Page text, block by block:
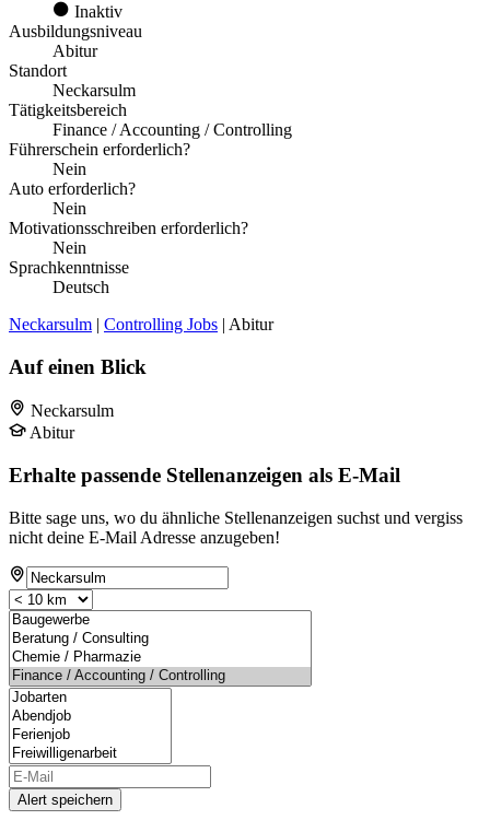
Inaktiv
Ausbildungsniveau
Abitur
Standort
Neckarsulm
Tätigkeitsbereich
Finance / Accounting / Controlling
Führerschein erforderlich?
Nein
Auto erforderlich?
Nein
Motivationsschreiben erforderlich?
Nein
Sprachkenntnisse
Deutsch
Neckarsulm | Controlling Jobs | Abitur
Auf einen Blick
Neckarsulm
Abitur
Erhalte passende Stellenanzeigen als E-Mail
Bitte sage uns, wo du ähnliche Stellenanzeigen suchst und vergiss
nicht deine E-Mail Adresse anzugeben!
Alert speichern